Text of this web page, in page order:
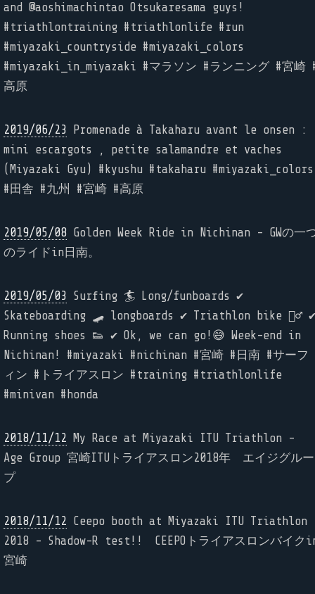
and @aoshimachintao Otsukaresama guys!
#triathlontraining #triathlonlife #run
#miyazaki_countryside #miyazaki_colors
#miyazaki_in_miyazaki #マラソン #ランニング #宮崎
高原
2019/06/23 Promenade à Takaharu avant le onsen :
mini escargots , petite salamandre et vaches
(Miyazaki Gyu) #kyushu #takaharu #miyazaki_colors
#田舎 #九州 #宮崎 #高原
2019/05/08 Golden Week Ride in Nichinan - GWの一
のライドin日南。
2019/05/03 Surfing 🏄 Long/funboards ✔️
Skateboarding 🛹 longboards ✔️ Triathlon bike 🚴‍♂️ ✔️
Running shoes 👟 ✔️ Ok, we can go!😅 Week-end in
Nichinan! #miyazaki #nichinan #宮崎 #日南 #サーフ
ィン #トライアスロン #training #triathlonlife
#minivan #honda
2018/11/12 My Race at Miyazaki ITU Triathlon -
Age Group 宮崎ITUトライアスロン2018年 エイジグルー
プ
2018/11/12 Ceepo booth at Miyazaki ITU Triathlon
2018 - Shadow-R test!! CEEPOトライアスロンバイク
宮崎